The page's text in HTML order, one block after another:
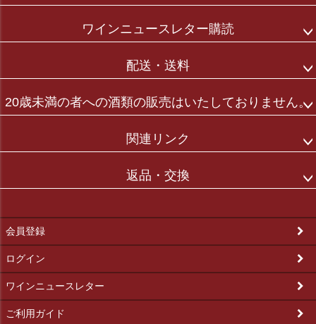
ワインニュースレター購読
配送・送料
20歳未満の者への酒類の販売はいたしておりません。
関連リンク
返品・交換
会員登録
ログイン
ワインニュースレター
ご利用ガイド